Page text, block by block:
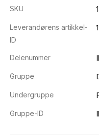
SKU
Leverandørens artikkel-
ID
Delenummer
Gruppe
Undergruppe
Gruppe-ID